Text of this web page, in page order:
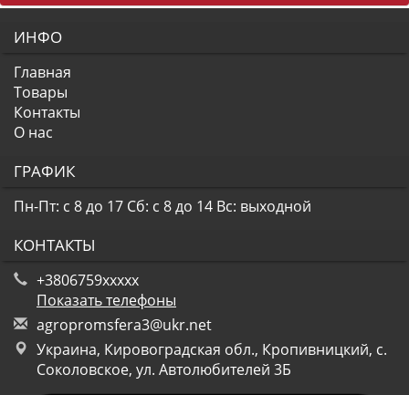
ИНФО
Главная
Товары
Контакты
О нас
ГРАФИК
Пн-Пт: с 8 до 17 Сб: с 8 до 14 Вс: выходной
КОНТАКТЫ
+3806759xxxxx
Показать телефоны
agropromsfera3@ukr.net
Украина, Кировоградская обл., Кропивницкий, с.
Соколовское, ул. Автолюбителей 3Б